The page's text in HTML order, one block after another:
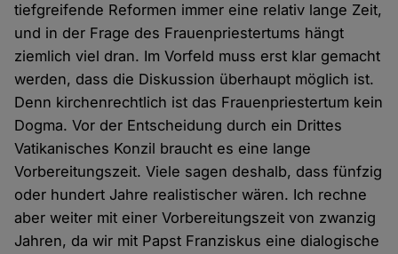
tiefgreifende Reformen immer eine relativ lange Zeit,
und in der Frage des Frauenpriestertums hängt
ziemlich viel dran. Im Vorfeld muss erst klar gemacht
werden, dass die Diskussion überhaupt möglich ist.
Denn kirchenrechtlich ist das Frauenpriestertum kein
Dogma. Vor der Entscheidung durch ein Drittes
Vatikanisches Konzil braucht es eine lange
Vorbereitungszeit. Viele sagen deshalb, dass fünfzig
oder hundert Jahre realistischer wären. Ich rechne
aber weiter mit einer Vorbereitungszeit von zwanzig
Jahren, da wir mit Papst Franziskus eine dialogische